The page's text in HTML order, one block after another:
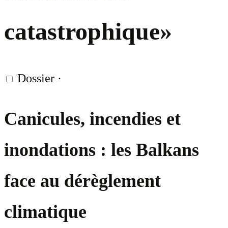
catastrophique»
Dossier ·
Canicules, incendies et
inondations : les Balkans
face au dérèglement
climatique